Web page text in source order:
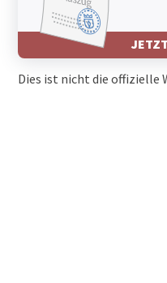
Dies ist nicht die offizielle